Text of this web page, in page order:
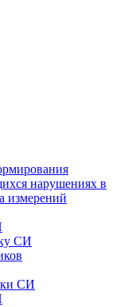
нарушениях в
измерений
СИ
СИ